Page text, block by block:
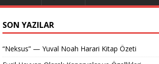
SON YAZILAR
“Neksus” — Yuval Noah Harari Kitap Özeti